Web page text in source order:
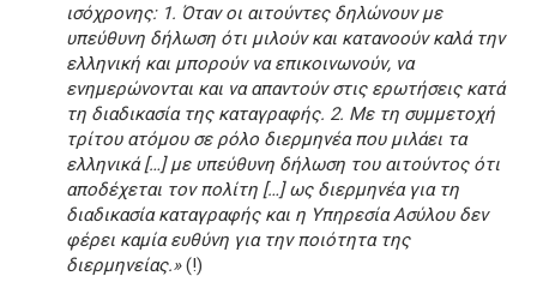
ισόχρονης: 1. Όταν οι αιτούντες δηλώνουν με
υπεύθυνη δήλωση ότι μιλούν και κατανοούν καλά την
ελληνική και μπορούν να επικοινωνούν, να
ενημερώνονται και να απαντούν στις ερωτήσεις κατά
τη διαδικασία της καταγραφής. 2. Με τη συμμετοχή
τρίτου ατόμου σε ρόλο διερμηνέα που μιλάει τα
ελληνικά […] με υπεύθυνη δήλωση του αιτούντος ότι
αποδέχεται τον πολίτη […] ως διερμηνέα για τη
διαδικασία καταγραφής και η Υπηρεσία Ασύλου δεν
φέρει καμία ευθύνη για την ποιότητα της
διερμηνείας.»(!)